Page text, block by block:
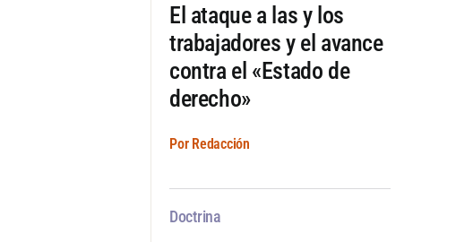
El ataque a las y los
trabajadores y el avance
contra el «Estado de
derecho»
Por Redacción
Doctrina